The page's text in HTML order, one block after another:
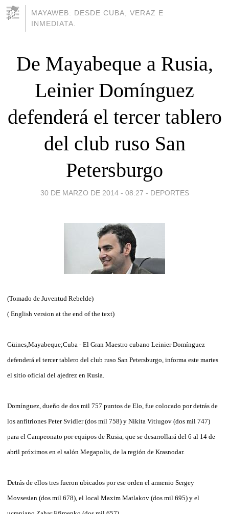
MAYAWEB: DESDE CUBA, VERAZ E
INMEDIATA.
De Mayabeque a Rusia,
Leinier Domínguez
defenderá el tercer tablero
del club ruso San
Petersburgo
30 DE MARZO DE 2014 - 08:27 - DEPORTES
(Tomado de Juventud Rebelde)
( English version at the end of the text)
Güines,Mayabeque;Cuba - El Gran Maestro cubano Leinier Domínguez
defenderá el tercer tablero del club ruso San Petersburgo, informa este martes
el sitio oficial del ajedrez en Rusia.
Domínguez, dueño de dos mil 757 puntos de Elo, fue colocado por detrás de
los anfitriones Peter Svidler (dos mil 758) y Nikita Vitiugov (dos mil 747)
para el Campeonato por equipos de Rusia, que se desarrollará del 6 al 14 de
abril próximos en el salón Megapolis, de la región de Krasnodar.
Detrás de ellos tres fueron ubicados por ese orden el armenio Sergey
Movsesian (dos mil 678), el local Maxim Matlakov (dos mil 695) y el